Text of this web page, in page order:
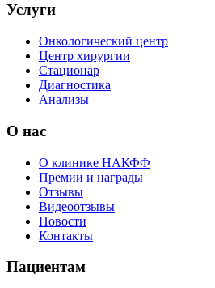
Услуги
Онкологический центр
Центр хирургии
Стационар
Диагностика
Анализы
О нас
О клинике НАКФФ
Премии и награды
Отзывы
Видеоотзывы
Новости
Контакты
Пациентам